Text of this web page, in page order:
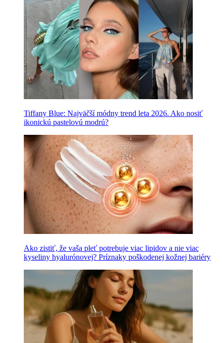
Tiffany Blue: Najväčší módny trend leta 2026. Ako nosiť
ikonickú pastelovú modrú?
Ako zistiť, že vaša pleť potrebuje viac lipidov a nie viac
kyseliny hyalurónovej? Príznaky poškodenej kožnej bariéry